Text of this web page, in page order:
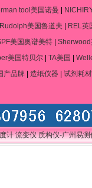
tool美国诺曼
Rudolph美国鲁道夫
REL英
美国奥谱美特
美国特贝尔| TA美国
产品牌| 造纸仪器| 试剂耗材
计 流变仪 质构仪-广州易